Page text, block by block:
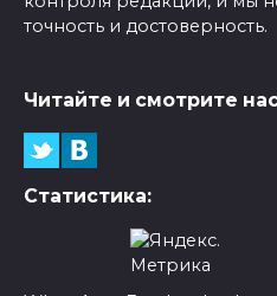
точность и достоверность.
Читайте и смотрите
Статистика: